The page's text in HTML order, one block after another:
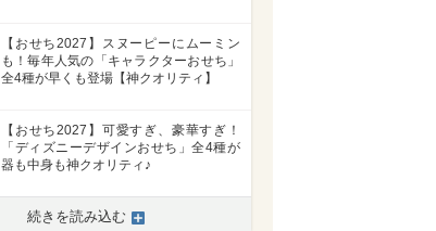
【おせち2027】スヌーピーにムーミン
も！毎年人気の「キャラクターおせち」
全4種が早くも登場【神クオリティ】
【おせち2027】可愛すぎ、豪華すぎ！
「ディズニーデザインおせち」全4種が
器も中身も神クオリティ♪
続きを読み込む